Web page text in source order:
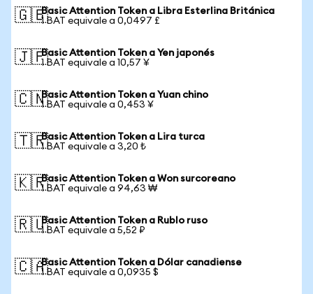
🇬🇧Basic Attention Token a Libra Esterlina Británica
1 BAT equivale a 0,0497 £
🇯🇵Basic Attention Token a Yen japonés
1 BAT equivale a 10,57 ¥
🇨🇳Basic Attention Token a Yuan chino
1 BAT equivale a 0,453 ¥
🇹🇷Basic Attention Token a Lira turca
1 BAT equivale a 3,20 ₺
🇰🇷Basic Attention Token a Won surcoreano
1 BAT equivale a 94,63 ₩
🇷🇺Basic Attention Token a Rublo ruso
1 BAT equivale a 5,52 ₽
🇨🇦Basic Attention Token a Dólar canadiense
1 BAT equivale a 0,0935 $